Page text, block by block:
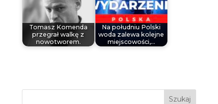
Tomasz Komenda
przegrał walkę z
nowotworem.
Na południu Polski
woda zalewa kolejne
miejscowości,…
Szukaj